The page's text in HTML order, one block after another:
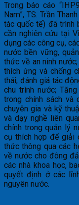
Trong báo cáo
Nam”, TS. Trần
tác quốc tế) đã trình
cần nghiên cứu tại
dụng các công cụ,
nước bền vững,
thức về an ninh
thích ứng và chống
thái, đánh giá tác
chu trình nước;
trong chính sách và
chuyên gia và kỹ
và dạy nghề liên
chính trong quản lý
cụ thích hợp để giải
thức thông qua các
về nước cho đông
các nhà khoa học,
quyết định ở các
nguyên nước.